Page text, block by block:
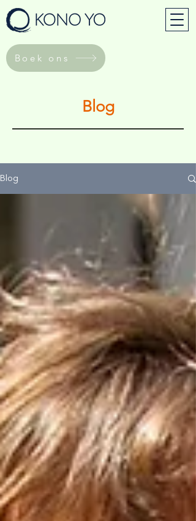
Boek ons
Blog
Blog